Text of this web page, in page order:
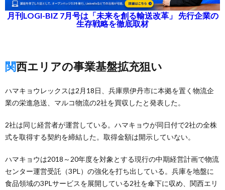
月刊LOGI-BIZ 7月号は「未来を創る輸送改革」 先行企業の
生存戦略を徹底取材
関西エリアの事業基盤拡充狙い
ハマキョウレックスは2月18日、兵庫県伊丹市に本拠を置く物流企
業の栄進急送、マルコ物流の2社を買収したと発表した。
2社は同じ経営者が運営している。ハマキョウが同日付で2社の全株
式を取得する契約を締結した。取得金額は開示していない。
ハマキョウは2018～20年度を対象とする現行の中期経営計画で物流
センター運営受託（3PL）の強化を打ち出している。兵庫を地盤に
食品領域の3PLサービスを展開している2社を傘下に収め、関西エリ